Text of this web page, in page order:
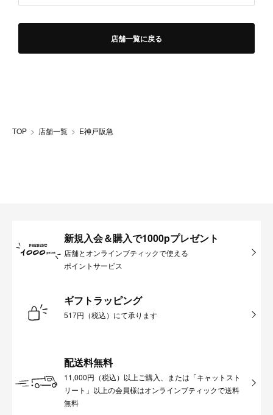
店舗一覧に戻る
TOP 店舗一覧 E神戸阪急
新規入会＆購入で1000pプレゼント
店舗とオンラインブティックで使える
ポイントサービス
ギフトラッピング
517円（税込）にて承ります
配送料無料
11,000円（税込）以上ご購入、または「キャットスト
リート」以上の会員様はオンラインブティックで送料
無料